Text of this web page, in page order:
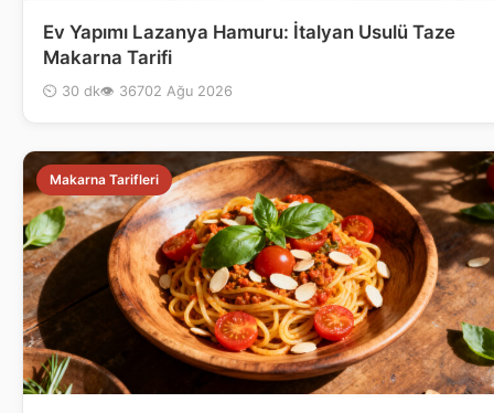
Ev Yapımı Lazanya Hamuru: İtalyan Usulü Taze
Makarna Tarifi
⏲ 30 dk👁 36702 Ağu 2026
Makarna Tarifleri